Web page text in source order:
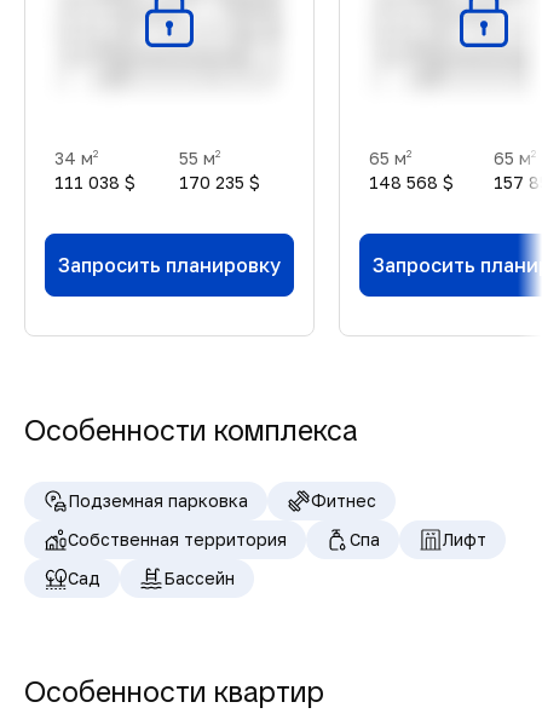
34 м2
111 038 $
55 м2
170 235 $
Запросить планировку
65 м2
148 568 $
65 м2
157
Запросить
Особенности комплекса
Подземная парковка
Фитнес
Собственная территория
Спа
Лифт
Сад
Бассейн
Особенности квартир